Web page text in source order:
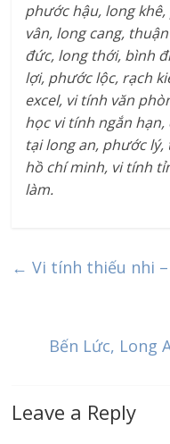
phước hậu, long
vân, long cang,
đức, long thới, bình
lợi, phước lộc, rạch
excel, vi tính văn
học vi tính ngắn
tại long an, phước
hồ chí minh, vi tính
làm.
← Vi tính thiếu nhi
Bến Lức, Long
Leave a Reply